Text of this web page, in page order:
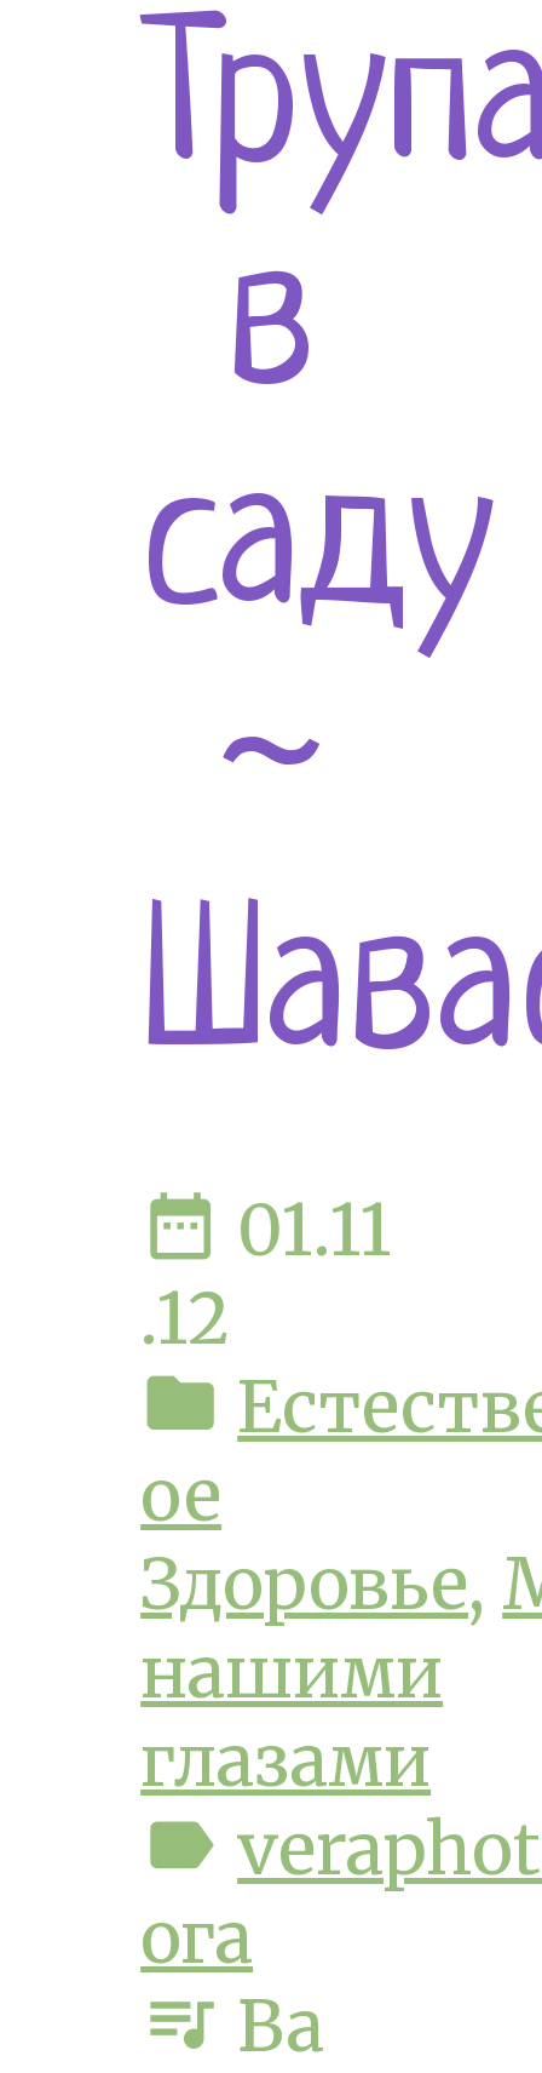
в
саду
~
date_range 01.11
.12
folder
ое
Здоровье,
нашими
глазами
label
ога
queue_music Ba